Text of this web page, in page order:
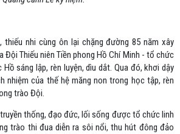
thiếu nhi cùng ôn lại chặng đường 85 năm xây
Đội Thiếu niên Tiền phong Hồ Chí Minh - tổ chức
sáng lập, rèn luyện, dìu dắt. Qua đó, khơi dậy
nhiệm của thế hệ măng non trong học tập, rèn
trào Đội.
thống, đạo đức, lối sống được tổ chức linh
trào thi đua diễn ra sôi nổi, thu hút đông đảo